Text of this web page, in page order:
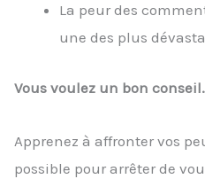
La peur des
une des plus
Vous voulez un bon conseil.
Apprenez à affronter vos
possible pour arrêter de